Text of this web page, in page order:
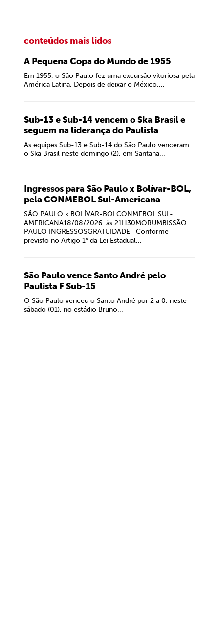
conteúdos mais lidos
A Pequena Copa do Mundo de 1955
Em 1955, o São Paulo fez uma excursão vitoriosa pela
América Latina. Depois de deixar o México,...
Sub-13 e Sub-14 vencem o Ska Brasil e
seguem na liderança do Paulista
As equipes Sub-13 e Sub-14 do São Paulo venceram
o Ska Brasil neste domingo (2), em Santana...
Ingressos para São Paulo x Bolívar-BOL,
pela CONMEBOL Sul-Americana
SÃO PAULO x BOLÍVAR-BOLCONMEBOL SUL-
AMERICANA18/08/2026, às 21H30MORUMBISSÃO
PAULO INGRESSOSGRATUIDADE: Conforme
previsto no Artigo 1° da Lei Estadual...
São Paulo vence Santo André pelo
Paulista F Sub-15
O São Paulo venceu o Santo André por 2 a 0, neste
sábado (01), no estádio Bruno...